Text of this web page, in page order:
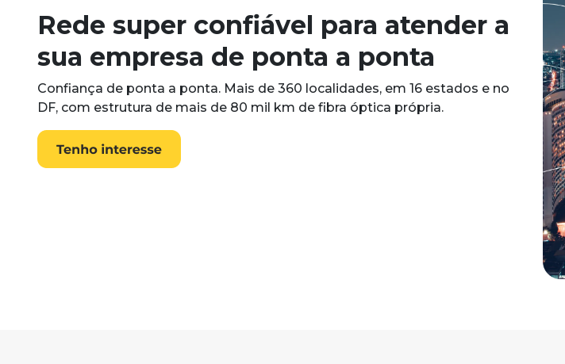
Rede super confiável para atender a
sua empresa de ponta a ponta
Confiança de ponta a ponta. Mais de 360 localidades, em 16 estados e no
DF, com estrutura de mais de 80 mil km de fibra óptica própria.